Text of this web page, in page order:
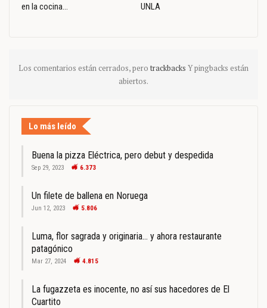
en la cocina…
UNLA
Los comentarios están cerrados, pero trackbacks Y pingbacks están
abiertos.
Lo más leído
Buena la pizza Eléctrica, pero debut y despedida
Sep 29, 2023 6.373
Un filete de ballena en Noruega
Jun 12, 2023 5.806
Luma, flor sagrada y originaria… y ahora restaurante
patagónico
Mar 27, 2024 4.815
La fugazzeta es inocente, no así sus hacedores de El
Cuartito